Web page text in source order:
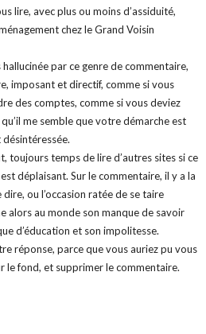
lire, avec plus ou moins d’assiduité,
chez le Grand Voisin
hallucinée par ce genre de commentaire,
imposant et directif, comme si vous
des comptes, comme si vous deviez
me semble que votre démarche est
toujours temps de lire d’autres sites si ce
déplaisant. Sur le commentaire, il y a la
ou l’occasion ratée de se taire
alors au monde son manque de savoir
d’éducation et son impolitesse.
réponse, parce que vous auriez pu vous
le fond, et supprimer le commentaire.